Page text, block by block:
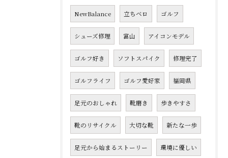
NewBalance 立ちベロ ゴルフ
シューズ修理 富山 アイコンモデル
ゴルフ好き ソフトスパイク 修理完了
ゴルフライフ ゴルフ愛好家 福岡県
足元のおしゃれ 靴磨き 歩きやすさ
靴のリサイクル 大切な靴 新たな一歩
足元から始まるストーリー 環境に優しい